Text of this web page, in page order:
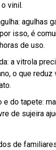
vinil.
agulhas
isso, é
de uso.
a vitrola
o que reduz
e do tapete:
de sujeira
de